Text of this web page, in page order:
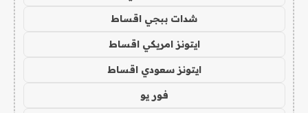
شدات ببجي اقساط
ايتونز امريكي اقساط
ايتونز سعودي اقساط
فور يو